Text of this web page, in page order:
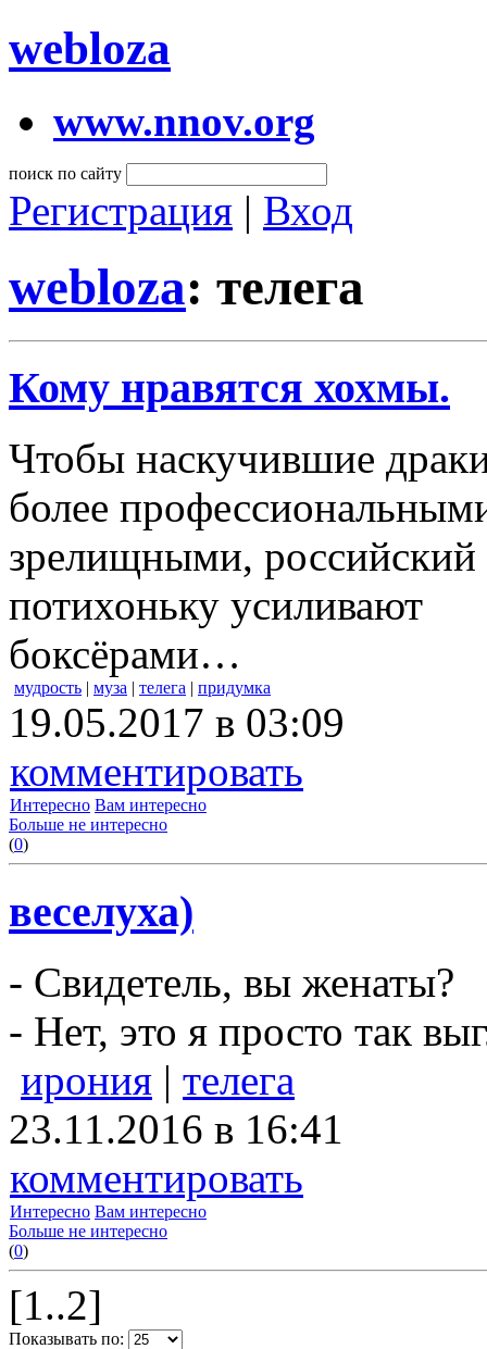
webloza
www.nnov.org
поиск по сайту
Регистрация | Вход
webloza: телега
Кому нравятся хохмы.
Чтобы наскучившие
более
зрелищными,
потихоньку усиливают
боксёрами…
мудрость | муза | телега | придумка
19.05.2017 в 03:09
комментировать
Интересно Вам интересно
Больше не интересно
(0)
веселуха)
- Свидетель, вы женаты?
- Hет, это я просто так
ирония | телега
23.11.2016 в 16:41
комментировать
Интересно Вам интересно
Больше не интересно
(0)
[1..2]
Показывать по: